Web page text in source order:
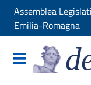
Assemblea
Emilia-Romagna